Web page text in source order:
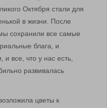
Октября стали для
в жизни. После
сохранили все самые
блага, и
все, что у нас есть,
развивалась
цветы к